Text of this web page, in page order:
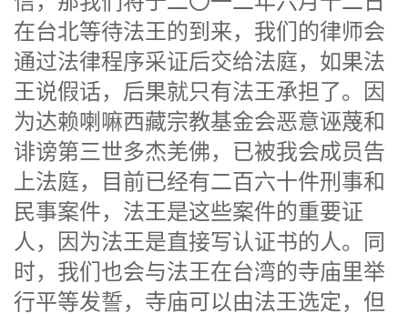
在台北等待法王的到来，我们的律师会
通过法律程序采证后交给法庭，如果法
王说假话，后果就只有法王承担了。因
为达赖喇嘛西藏宗教基金会恶意诬蔑和
诽谤第三世多杰羌佛，已被我会成员告
上法庭，目前已经有二百六十件刑事和
民事案件，法王是这些案件的重要证
人，因为法王是直接写认证书的人。同
时，我们也会与法王在台湾的寺庙里举
行平等发誓，寺庙可以由法王选定，但